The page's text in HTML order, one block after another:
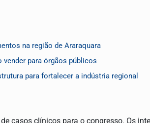
na região de Araraquara
para órgãos públicos
para fortalecer a indústria regional
casos clínicos para o congresso. Os